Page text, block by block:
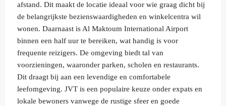
afstand. Dit maakt de locatie ideaal voor wie graag dicht bij
de belangrijkste bezienswaardigheden en winkelcentra wil
wonen. Daarnaast is Al Maktoum International Airport
binnen een half uur te bereiken, wat handig is voor
frequente reizigers. De omgeving biedt tal van
voorzieningen, waaronder parken, scholen en restaurants.
Dit draagt bij aan een levendige en comfortabele
leefomgeving. JVT is een populaire keuze onder expats en
lokale bewoners vanwege de rustige sfeer en goede